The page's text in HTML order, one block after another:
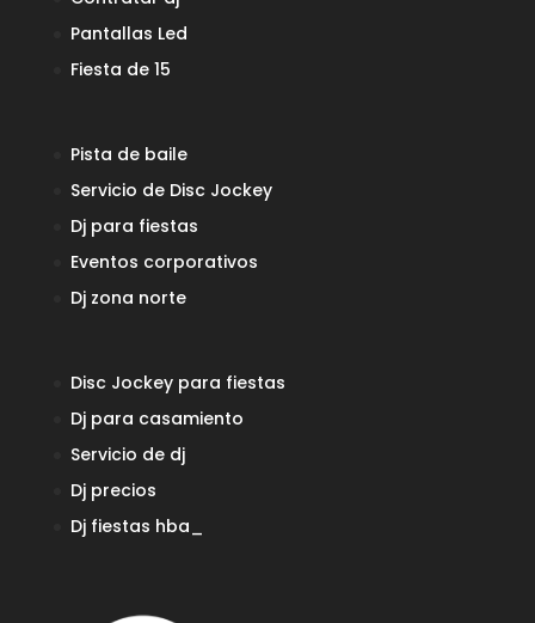
Pantallas Led
Fiesta de 15
Pista de baile
Servicio de Disc Jockey
Dj para fiestas
Eventos corporativos
Dj zona norte
Disc Jockey para fiestas
Dj para casamiento
Servicio de dj
Dj precios
Dj fiestas hba_